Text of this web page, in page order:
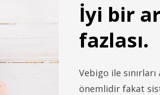
İyi bir
fazlası.
Vebigo ile
önemlidir fakat